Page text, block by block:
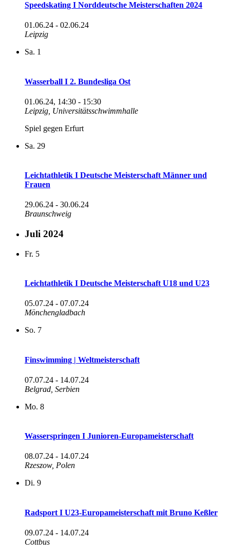
Speedskating I Norddeutsche Meisterschaften 2024
01.06.24 - 02.06.24
Leipzig
Sa. 1
Wasserball I 2. Bundesliga Ost
01.06.24, 14:30 - 15:30
Leipzig, Universitätsschwimmhalle
Spiel gegen Erfurt
Sa. 29
Leichtathletik I Deutsche Meisterschaft Männer und
Frauen
29.06.24 - 30.06.24
Braunschweig
Juli 2024
Fr. 5
Leichtathletik I Deutsche Meisterschaft U18 und U23
05.07.24 - 07.07.24
Mönchengladbach
So. 7
Finswimming | Weltmeisterschaft
07.07.24 - 14.07.24
Belgrad, Serbien
Mo. 8
Wasserspringen I Junioren-Europameisterschaft
08.07.24 - 14.07.24
Rzeszow, Polen
Di. 9
Radsport I U23-Europameisterschaft mit Bruno Keßler
09.07.24 - 14.07.24
Cottbus